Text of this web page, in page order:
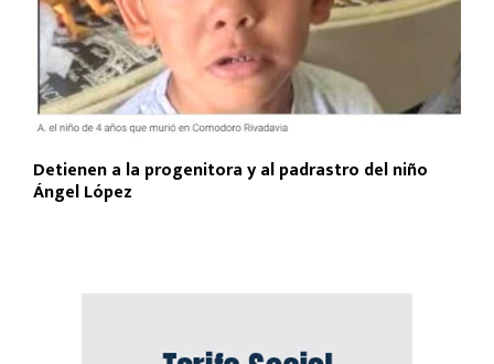
Detienen a la progenitora y al padrastro del niño
Ángel López